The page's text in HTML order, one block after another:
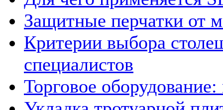
Защитные перчатки от
Критерии выбора
специалистов
Торговое